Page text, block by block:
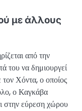
με άλλους
από την
του να δημιουργεί
τον Χόντα, ο οποίος
ο Καγκάβα
στην εύρεση χώρου